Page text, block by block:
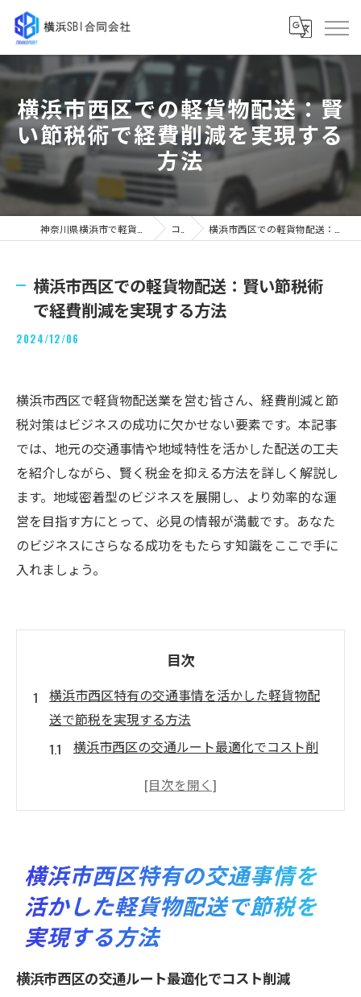
横浜市西区での軽貨物配送：賢
い節税術で経費削減を実現する
方法
コラム 横浜市西区での軽貨物配送：賢い節税術で経費削減を実現する方法
横浜市西区での軽貨物配送：賢い節税術
で経費削減を実現する方法
2024/12/06
横浜市西区で軽貨物配送業を営む皆さん、経費削減と節
税対策はビジネスの成功に欠かせない要素です。本記事
では、地元の交通事情や地域特性を活かした配送の工夫
を紹介しながら、賢く税金を抑える方法を詳しく解説し
ます。地域密着型のビジネスを展開し、より効率的な運
営を目指す方にとって、必見の情報が満載です。あなた
のビジネスにさらなる成功をもたらす知識をここで手に
入れましょう。
目次
横浜市西区特有の交通事情を活かした軽貨物配
送で節税を実現する方法
横浜市西区の交通ルート最適化でコスト削
交通渋滞を避けるタイムマネジメント術
環境に優しい配送手段で経費削減
交通事情を考慮した効果的な税金対策
地域密着型軽貨物配送ビジネスで経費削減を達
横浜市西区の顧客ニーズに応えるサービス
横浜市西区特有の交通事情を
活かした軽貨物配送で節税を
実現する方法
横浜市西区の交通ルート最適化でコスト削減